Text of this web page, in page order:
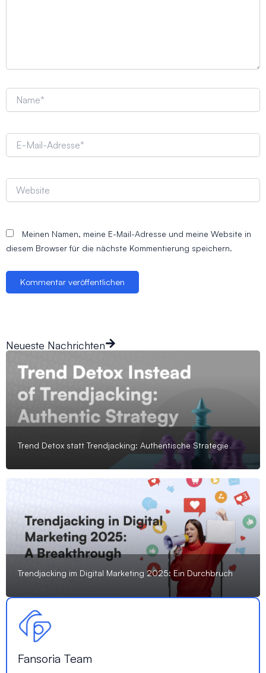
E-
Mail-
Website
Meinen Namen, meine E-Mail-Adresse und meine Website in
diesem Browser für die nächste Kommentierung speichern.
Neueste Nachrichten
Trend Detox statt Trendjacking: Authentische Strategie
Trendjacking im Digital Marketing 2025: Ein Durchbruch
Fansoria Team